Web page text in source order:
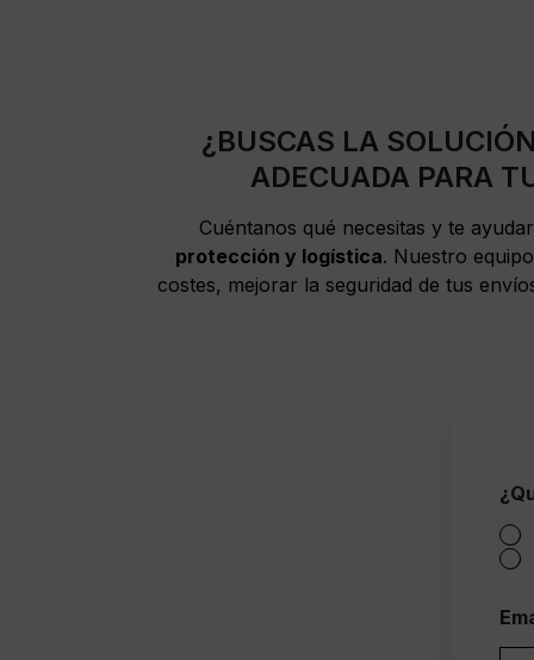
¿BUSCAS LA
ADECUADA PARA
Cuéntanos qué necesitas y te
protección y logística. Nuestro
costes, mejorar la seguridad de tus
s
i
M
e
i